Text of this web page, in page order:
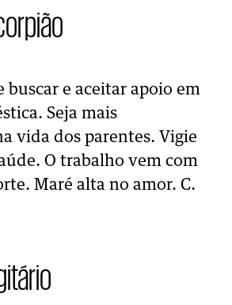
buscar e aceitar apoio em
Seja mais
vida dos parentes. Vigie
O trabalho vem com
Maré alta no amor. C.